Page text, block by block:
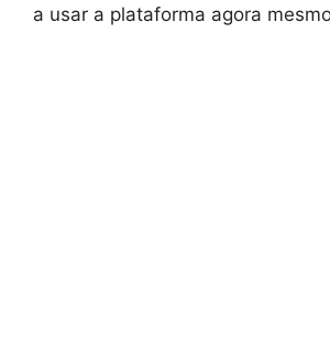
a usar a plataforma agora